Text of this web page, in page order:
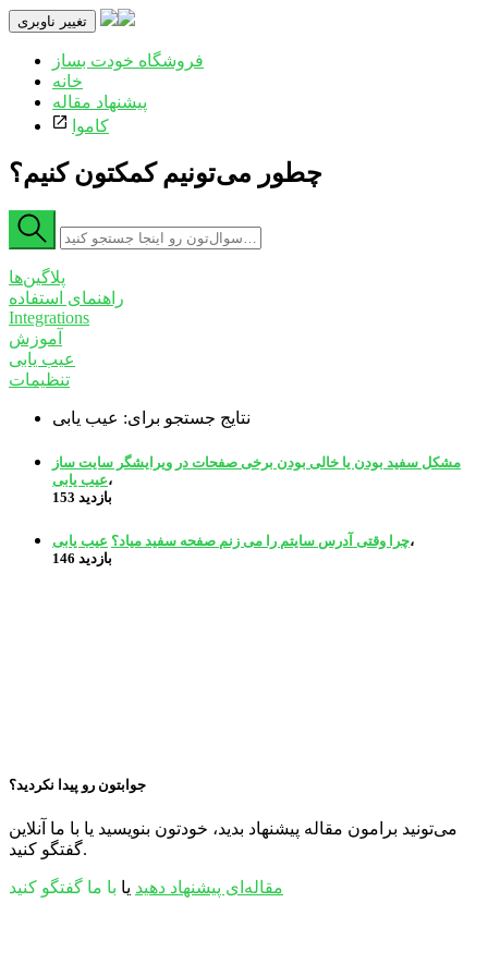
تغییر ناوبری
فروشگاه خودت بساز
خانه
پیشنهاد مقاله
کاموا
چطور می‌تونیم کمکتون کنیم؟
پلاگین‌ها
راهنمای استفاده
Integrations
آموزش
عیب یابی
تنظیمات
نتایج جستجو برای: عیب یابی
مشکل سفید بودن یا خالی بودن برخی صفحات در ویرایشگر سایت ساز
عیب یابی،
153 بازدید
چرا وقتی آدرس سایتم را می زنم صفحه سفید میاد؟ عیب یابی
،
146 بازدید
جوابتون رو پیدا نکردید؟
می‌تونید برامون مقاله پیشنهاد بدید، خودتون بنویسید یا با ما آنلاین
گفتگو کنید.
مقاله‌ای پیشنهاد دهید یا با ما گفتگو کنید